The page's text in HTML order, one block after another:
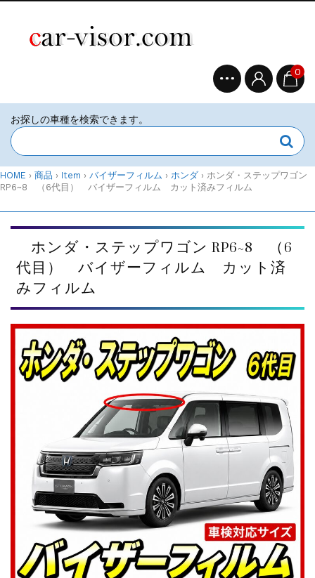
0
HOME › 商品 › Item › バイザーフィルム › ホンダ › ホンダ・ステップワゴン
RP6~8 （6代目） バイザーフィルム カット済みフィルム
ホンダ・ステップワゴン RP6~8 （6
代目） バイザーフィルム カット済
みフィルム